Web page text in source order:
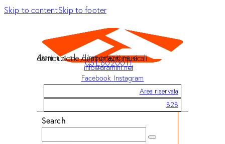
Skip to contentSkip to footer
Aramini s.r.l. / Importazione e distribuzione di strumenti musicali
051 6020011
info@aramini.net
Facebook Instagram
Area riservata
B2B
Search